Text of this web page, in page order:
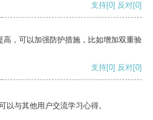
支持[0] 反对[0]
，可以加强防护措施，比如增加双重验
支持[0] 反对[0]
以与其他用户交流学习心得。